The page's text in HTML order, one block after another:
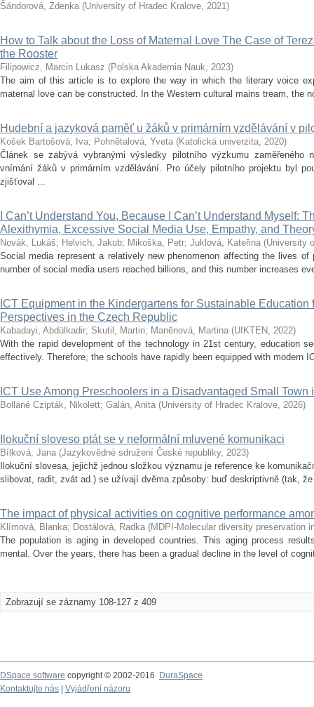
Šándorová, Zdenka (University of Hradec Kralove, 2021)
How to Talk about the Loss of Maternal Love The Case of
the Rooster
Filipowicz, Marcin Lukasz (Polska Akademia Nauk, 2023)
The aim of this article is to explore the way in which the literary voice
maternal love can be constructed. In the Western cultural mains tream, the
Hudební a jazyková paměť u žáků v primárním vzdělávání v
Košek Bartošová, Iva; Pohnětalová, Yveta (Katolická univerzita, 2020)
Článek se zabývá vybranými výsledky pilotního výzkumu zaměřeného
vnímání žáků v primárním vzdělávání. Pro účely pilotního projektu byl
zjišťoval ...
I Can’t Understand You, Because I Can’t Understand Myself:
Alexithymia, Excessive Social Media Use, Empathy, and
Novák, Lukáš; Helvich, Jakub; Mikoška, Petr; Juklová, Kateřina (University
Social media represent a relatively new phenomenon affecting the lives
number of social media users reached billions, and this number increases
ICT Equipment in the Kindergartens for Sustainable Education
Perspectives in the Czech Republic
Kabadayi, Abdülkadir; Skutil, Martin; Maněnová, Martina (UIKTEN, 2022)
With the rapid development of the technology in 21st century, education
effectively. Therefore, the schools have rapidly been equipped with modern
ICT Use Among Preschoolers in a Disadvantaged Small Town
Bolláné Czipták, Nikolett; Galán, Anita (University of Hradec Kralove, 2026)
Ilokuční sloveso ptát se v neformální mluvené komunikaci
Bílková, Jana (Jazykovědné sdružení České republiky, 2023)
Ilokuční slovesa, jejichž jednou složkou významu je reference ke
slibovat, radit, zvát ad.) se užívají dvěma způsoby: buď deskriptivně (tak,
The impact of physical activities on cognitive performance
Klímová, Blanka; Dostálová, Radka (MDPI-Molecular diversity preservation
The population is aging in developed countries. This aging process
mental. Over the years, there has been a gradual decline in the level of
Zobrazují se záznamy 108-127 z 409
DSpace software copyright © 2002-2016
DuraSpace
Kontaktujte nás
Vyjádření názoru